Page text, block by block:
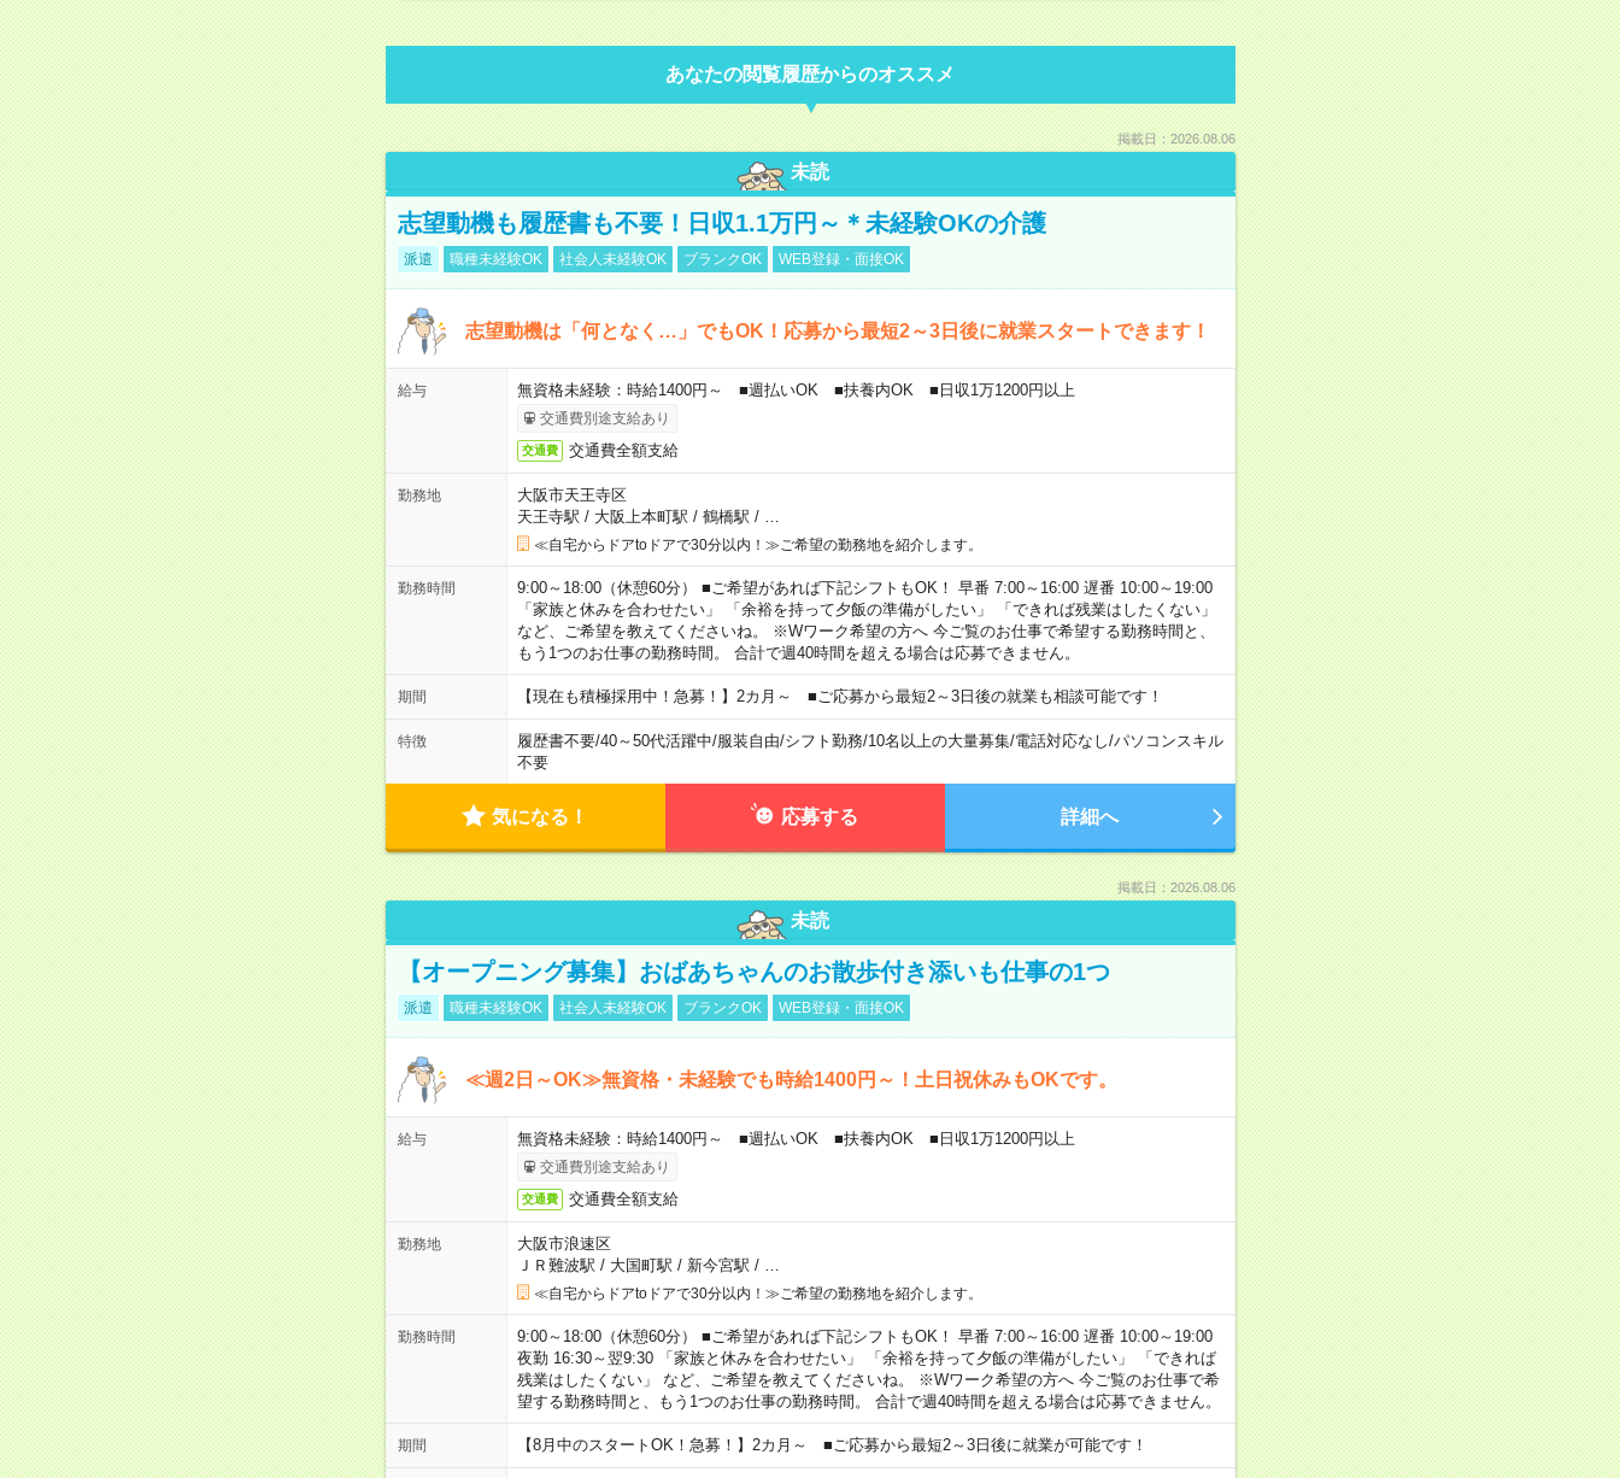
あなたの閲覧履歴からのオススメ
掲載日：2026.08.06
未読
志望動機も履歴書も不要！日収1.1万円～＊未経験OKの介護
派遣 職種未経験OK 社会人未経験OK ブランクOK WEB登録・面接OK
志望動機は「何となく…」でもOK！応募から最短2～3日後に就業スタートできます！
給与 無資格未経験：時給1400円～ ■週払いOK ■扶養内OK ■日収1万1200円以上
交通費別途支給あり
交通費 交通費全額支給
勤務地
大阪市天王寺区
天王寺駅 / 大阪上本町駅 / 鶴橋駅 /
≪自宅からドアtoドアで30分以内！≫ご希望の勤務地を紹介します。
勤務時間
9:00～18:00（休憩60分） ■ご希望があれば下記シフトもOK！ 早番 7:00～16:00 遅番 10:00～19:00
「家族と休みを合わせたい」 「余裕を持って夕飯の準備がしたい」 「できれば残業はしたくない」
など、ご希望を教えてくださいね。 ※Wワーク希望の方へ 今ご覧のお仕事で希望する勤務時間と、
もう1つのお仕事の勤務時間。 合計で週40時間を超える場合は応募できません。
期間 【現在も積極採用中！急募！】2カ月～ ■ご応募から最短2～3日後の就業も相談可能です！
特徴 履歴書不要/40～50代活躍中/服装自由/シフト勤務/10名以上の大量募集/電話対応なし/パソコンスキル
不要
気になる！ 応募する 詳細へ
掲載日：2026.08.06
未読
【オープニング募集】おばあちゃんのお散歩付き添いも仕事の1つ
派遣 職種未経験OK 社会人未経験OK ブランクOK WEB登録・面接OK
≪週2日～OK≫無資格・未経験でも時給1400円～！土日祝休みもOKです。
給与 無資格未経験：時給1400円～ ■週払いOK ■扶養内OK ■日収1万1200円以上
交通費別途支給あり
交通費 交通費全額支給
勤務地
大阪市浪速区
ＪＲ難波駅 / 大国町駅 / 新今宮駅 /
≪自宅からドアtoドアで30分以内！≫ご希望の勤務地を紹介します。
勤務時間
9:00～18:00（休憩60分） ■ご希望があれば下記シフトもOK！ 早番 7:00～16:00 遅番 10:00～19:00
夜勤 16:30～翌9:30 「家族と休みを合わせたい」 「余裕を持って夕飯の準備がしたい」 「できれば
残業はしたくない」 など、ご希望を教えてくださいね。 ※Wワーク希望の方へ 今ご覧のお仕事で希
望する勤務時間と、もう1つのお仕事の勤務時間。 合計で週40時間を超える場合は応募できません。
期間 【8月中のスタートOK！急募！】2カ月～ ■ご応募から最短2～3日後に就業が可能です！